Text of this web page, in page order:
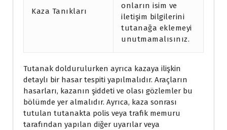
Kaza Tanıkları
onların isim ve
iletişim bilgilerini
tutanağa eklemeyi
unutmamalısınız.
Tutanak doldurulurken ayrıca kazaya ilişkin
detaylı bir hasar tespiti yapılmalıdır. Araçların
hasarları, kazanın şiddeti ve olası gözlemler bu
bölümde yer almalıdır. Ayrıca, kaza sonrası
tutulan tutanakta polis veya trafik memuru
tarafından yapılan diğer uyarılar veya